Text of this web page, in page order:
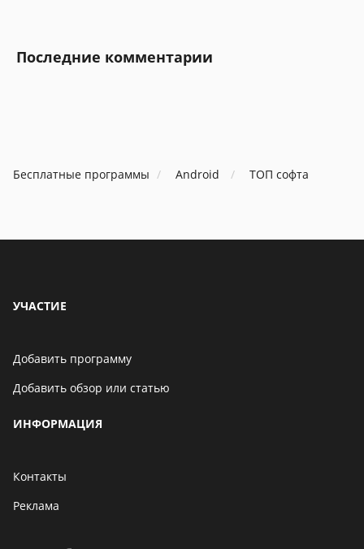
Последние комментарии
Бесплатные программы Android ТОП софта
УЧАСТИЕ
Добавить программу
Добавить обзор или статью
ИНФОРМАЦИЯ
Контакты
Реклама